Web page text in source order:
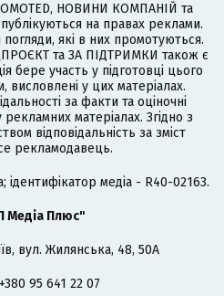
НОВИНИ КОМПАНІЙ та
на правах реклами.
які в них промотуються.
та ЗА ПІДТРИМКИ також є
бере участь у підготовці цього
висловлені у цих матеріалах.
за факти та оціночні
матеріалах. Згідно з
відповідальність за зміст
рекламодавець.
ідентифікатор медіа - R40-02163.
Медіа Плюс"
вул. Жилянська, 48, 50А
95 641 22 07